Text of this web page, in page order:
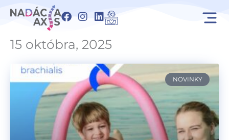
F
a
e
o
k
I
t
g
r
a
m
L
k
d
i
n
15 októbra, 2025
NOVINKY